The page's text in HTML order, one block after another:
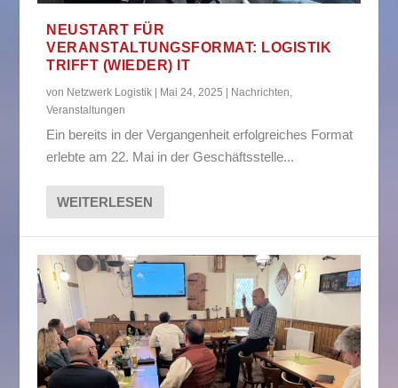
NEUSTART FÜR
VERANSTALTUNGSFORMAT: LOGISTIK
TRIFFT (WIEDER) IT
von Netzwerk Logistik Mai 24, 2025 Nachrichten,
Veranstaltungen
Ein bereits in der Vergangenheit erfolgreiches Format
erlebte am 22. Mai in der Geschäftsstelle...
WEITERLESEN